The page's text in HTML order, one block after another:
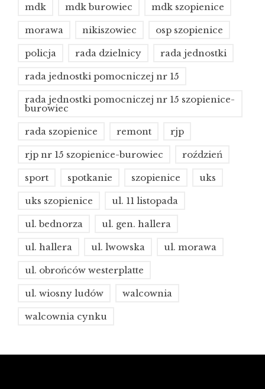
mdk mdk burowiec mdk szopienice
morawa nikiszowiec osp szopienice
policja rada dzielnicy rada jednostki
rada jednostki pomocniczej nr 15
rada jednostki pomocniczej nr 15 szopienice-
burowiec
rada szopienice remont rjp
rjp nr 15 szopienice-burowiec roździeń
sport spotkanie szopienice uks
uks szopienice ul. 11 listopada
ul. bednorza ul. gen. hallera
ul. hallera ul. lwowska ul. morawa
ul. obrońców westerplatte
ul. wiosny ludów walcownia
walcownia cynku